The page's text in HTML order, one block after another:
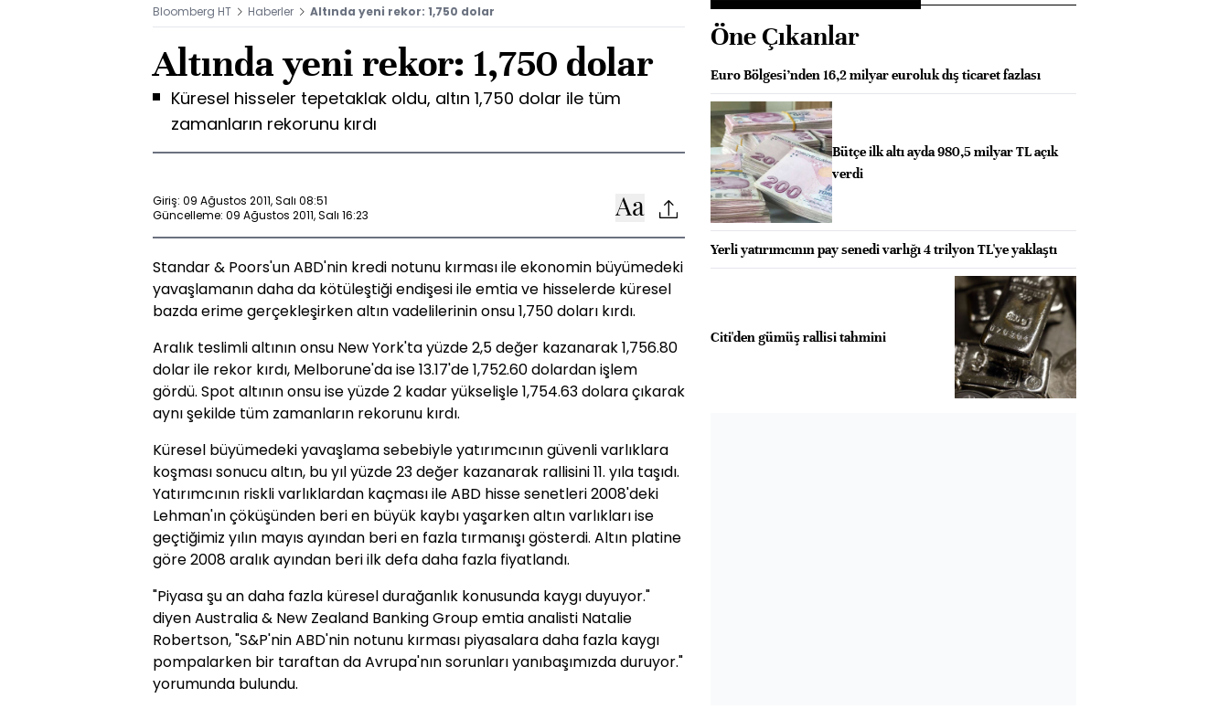
Bloomberg HT Haberler Altında yeni rekor: 1,750 dolar
Altında yeni rekor: 1,750 dolar
Küresel hisseler tepetaklak oldu, altın 1,750 dolar ile tüm
zamanların rekorunu kırdı
Giriş: 09 Ağustos 2011, Salı 08:51
Güncelleme: 09 Ağustos 2011, Salı 16:23
Standar & Poors'un ABD'nin kredi notunu kırması ile ekonomin büyümedeki
yavaşlamanın daha da kötüleştiği endişesi ile emtia ve hisselerde küresel
bazda erime gerçekleşirken altın vadelilerinin onsu 1,750 doları kırdı.
Aralık teslimli altının onsu New York'ta yüzde 2,5 değer kazanarak 1,756.80
dolar ile rekor kırdı, Melborune'da ise 13.17'de 1,752.60 dolardan işlem
gördü. Spot altının onsu ise yüzde 2 kadar yükselişle 1,754.63 dolara çıkarak
aynı şekilde tüm zamanların rekorunu kırdı.
Küresel büyümedeki yavaşlama sebebiyle yatırımcının güvenli varlıklara
koşması sonucu altın, bu yıl yüzde 23 değer kazanarak rallisini 11. yıla taşıdı.
Yatırımcının riskli varlıklardan kaçması ile ABD hisse senetleri 2008'deki
Lehman'ın çöküşünden beri en büyük kaybı yaşarken altın varlıkları ise
geçtiğimiz yılın mayıs ayından beri en fazla tırmanışı gösterdi. Altın platine
göre 2008 aralık ayından beri ilk defa daha fazla fiyatlandı.
"Piyasa şu an daha fazla küresel durağanlık konusunda kaygı duyuyor."
diyen Australia & New Zealand Banking Group emtia analisti Natalie
Robertson, "S&P'nin ABD'nin notunu kırması piyasalara daha fazla kaygı
pompalarken bir taraftan da Avrupa'nın sorunları yanıbaşımızda duruyor."
yorumunda bulundu.
Öne Çıkanlar
Euro Bölgesi’nden 16,2 milyar euroluk dış ticaret fazlası
Bütçe ilk altı ayda 980,5 milyar TL açık
verdi
Yerli yatırımcının pay senedi varlığı 4 trilyon TL'ye yaklaştı
Citi'den gümüş rallisi tahmini